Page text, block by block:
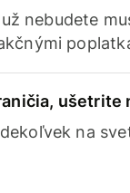
nebudete
ušetrite
na